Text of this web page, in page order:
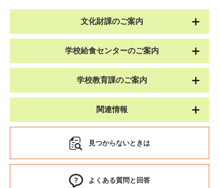
文化財課のご案内
学校給食センターのご案内
学校教育課のご案内
関連情報
見つからないときは
よくある質問と回答